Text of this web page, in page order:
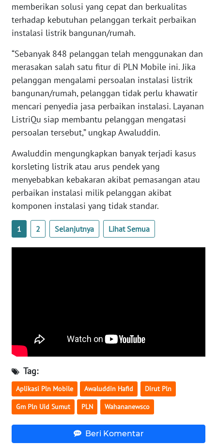
memberikan solusi yang cepat dan berkualitas
terhadap kebutuhan pelanggan terkait perbaikan
instalasi listrik bangunan/rumah.
“Sebanyak 848 pelanggan telah menggunakan dan
merasakan salah satu fitur di PLN Mobile ini. Jika
pelanggan mengalami persoalan instalasi listrik
bangunan/rumah, pelanggan tidak perlu khawatir
mencari penyedia jasa perbaikan instalasi. Layanan
ListriQu siap membantu pelanggan mengatasi
persoalan tersebut,” ungkap Awaluddin.
Awaluddin mengungkapkan banyak terjadi kasus
korsleting listrik atau arus pendek yang
menyebabkan kebakaran akibat pemasangan atau
perbaikan instalasi milik pelanggan akibat
komponen instalasi yang tidak standar.
1 2 Selanjutnya Lihat Semua
Tag:
Aplikasi Pln Mobile Awaluddin Hafid Dirut Pln
Gm Pln Uid Sumut PLN Wahananewsco
Beri Komentar
WN
SULBAR
BABEL
WN
WN
SUMSEL
WN
WN
LAMPUNG
WN
JATENG
JATIM
WN
BALI
WN
KALBAR